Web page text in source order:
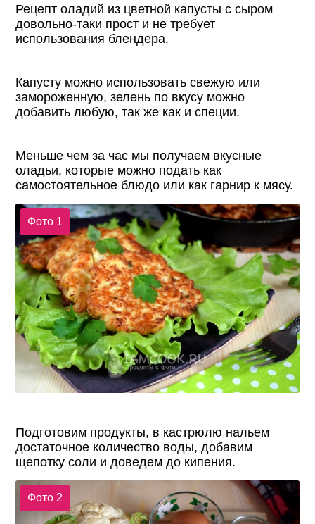
Рецепт оладий из цветной капусты с сыром
довольно-таки прост и не требует
использования блендера.
Капусту можно использовать свежую или
замороженную, зелень по вкусу можно
добавить любую, так же как и специи.
Меньше чем за час мы получаем вкусные
оладьи, которые можно подать как
самостоятельное блюдо или как гарнир к мясу.
Фото 1
Подготовим продукты, в кастрюлю нальем
достаточное количество воды, добавим
щепотку соли и доведем до кипения.
Фото 2